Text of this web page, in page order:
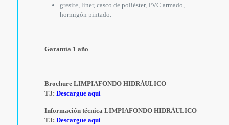
gresite, liner, casco de poliéster, PVC armado,
hormigón pintado.
Garantía 1 año
Brochure LIMPIAFONDO HIDRÁULICO
T3: Descargue aquí
Información técnica LIMPIAFONDO HIDRÁULICO
T3:Descargue aquí